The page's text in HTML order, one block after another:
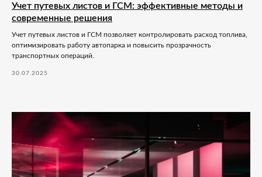
Учет путевых листов и ГСМ: эффективные методы и
современные решения
Учет путевых листов и ГСМ позволяет контролировать расход топлива,
оптимизировать работу автопарка и повысить прозрачность
транспортных операций.
30.07.2025